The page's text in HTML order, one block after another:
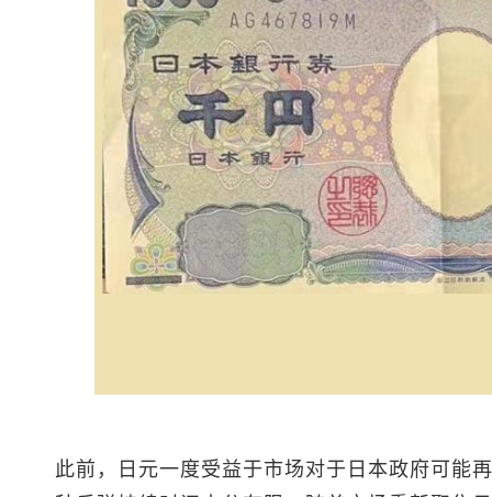
此前，日元一度受益于市场对于日本政府可能